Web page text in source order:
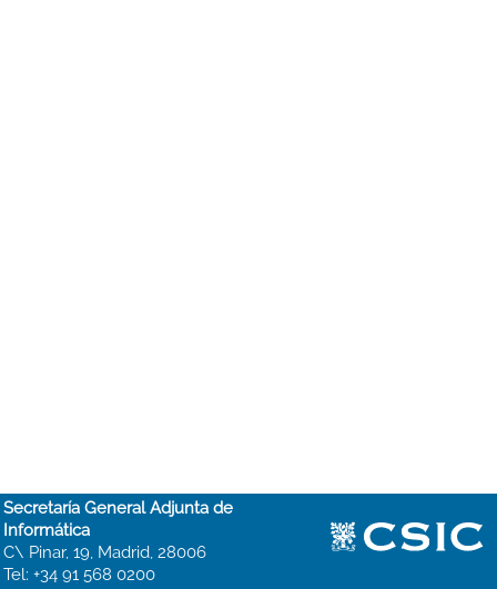
Secretaría General Adjunta de
Informática
C\ Pinar, 19, Madrid, 28006
Tel: +34 91 568 0200